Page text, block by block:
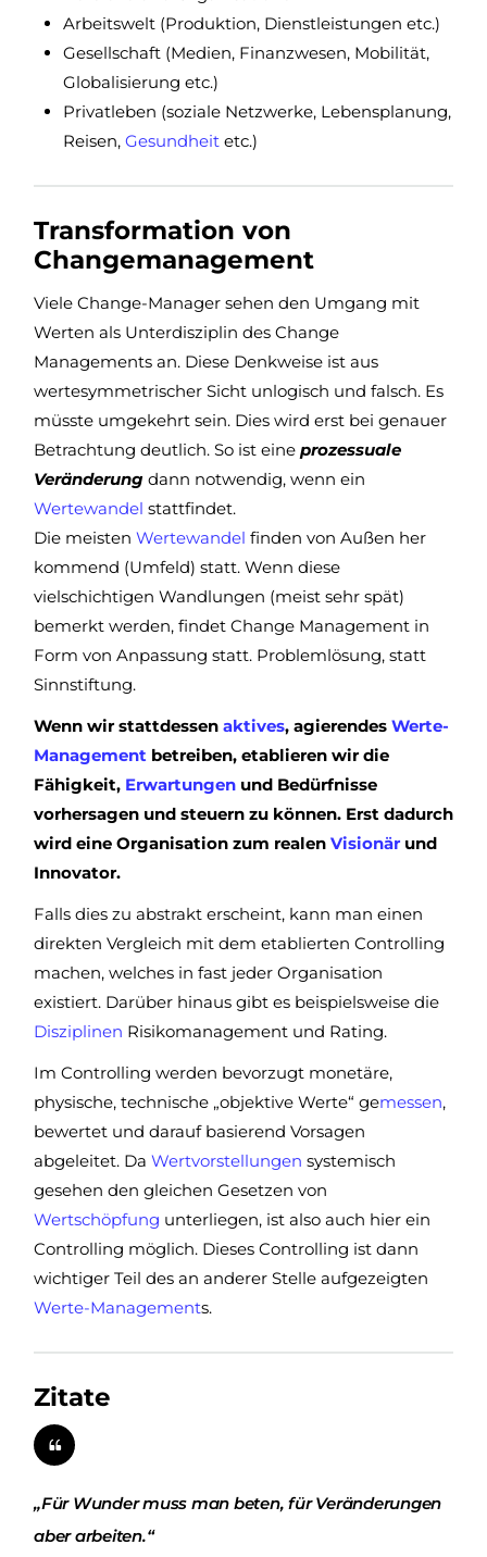
Arbeitswelt (Produktion, Dienstleistungen etc.)
Gesellschaft (Medien, Finanzwesen, Mobilität,
Globalisierung etc.)
Privatleben (soziale Netzwerke, Lebensplanung,
Reisen, Gesundheit etc.)
Transformation von
Changemanagement
Viele Change-Manager sehen den Umgang mit
Werten als Unterdisziplin des Change
Managements an. Diese Denkweise ist aus
wertesymmetrischer Sicht unlogisch und falsch. Es
müsste umgekehrt sein. Dies wird erst bei genauer
Betrachtung deutlich. So ist eine prozessuale
Veränderung dann notwendig, wenn ein
Wertewandel stattfindet.
Die meisten Wertewandel finden von Außen her
kommend (Umfeld) statt. Wenn diese
vielschichtigen Wandlungen (meist sehr spät)
bemerkt werden, findet Change Management in
Form von Anpassung statt. Problemlösung, statt
Sinnstiftung.
Wenn wir stattdessen aktives, agierendes Werte-
Management betreiben, etablieren wir die
Fähigkeit, Erwartungen und Bedürfnisse
vorhersagen und steuern zu können. Erst dadurch
wird eine Organisation zum realen Visionär und
Innovator.
Falls dies zu abstrakt erscheint, kann man einen
direkten Vergleich mit dem etablierten Controlling
machen, welches in fast jeder Organisation
existiert. Darüber hinaus gibt es beispielsweise die
Disziplinen Risikomanagement und Rating.
Im Controlling werden bevorzugt monetäre,
physische, technische „objektive Werte“ gemessen,
bewertet und darauf basierend Vorsagen
abgeleitet. Da Wertvorstellungen systemisch
gesehen den gleichen Gesetzen von
Wertschöpfung unterliegen, ist also auch hier ein
Controlling möglich. Dieses Controlling ist dann
wichtiger Teil des an anderer Stelle aufgezeigten
Werte-Managements.
Zitate
„Für Wunder muss man beten, für Veränderungen
aber arbeiten.“